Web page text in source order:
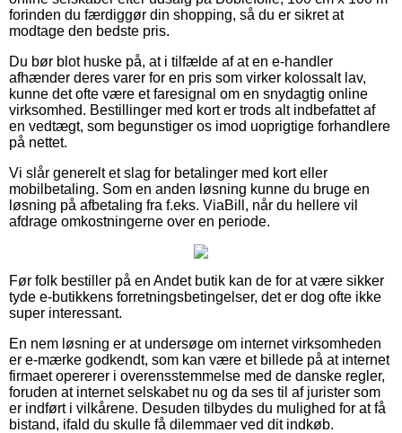
forinden du færdiggør din shopping, så du er sikret at
modtage den bedste pris.
Du bør blot huske på, at i tilfælde af at en e-handler
afhænder deres varer for en pris som virker kolossalt lav,
kunne det ofte være et faresignal om en snydagtig online
virksomhed. Bestillinger med kort er trods alt indbefattet af
en vedtægt, som begunstiger os imod uoprigtige forhandlere
på nettet.
Vi slår generelt et slag for betalinger med kort eller
mobilbetaling. Som en anden løsning kunne du bruge en
løsning på afbetaling fra f.eks. ViaBill, når du hellere vil
afdrage omkostningerne over en periode.
Før folk bestiller på en Andet butik kan de for at være sikker
tyde e-butikkens forretningsbetingelser, det er dog ofte ikke
super interessant.
En nem løsning er at undersøge om internet virksomheden
er e-mærke godkendt, som kan være et billede på at internet
firmaet opererer i overensstemmelse med de danske regler,
foruden at internet selskabet nu og da ses til af jurister som
er indført i vilkårene. Desuden tilbydes du mulighed for at få
bistand, ifald du skulle få dilemmaer ved dit indkøb.